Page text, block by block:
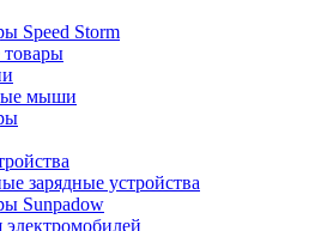
Speed Storm
мыши
зарядные устройства
Sunpadow
электромобилей